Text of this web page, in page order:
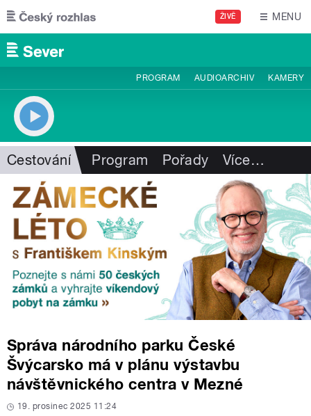
Přejít k hlavnímu obsahu
ŽIVĚ MENU
PROGRAM AUDIOARCHIV KAMERY
Cestování Program Pořady Více…
Správa národního parku České
Švýcarsko má v plánu výstavbu
návštěvnického centra v Mezné
19. prosinec 2025 11:24